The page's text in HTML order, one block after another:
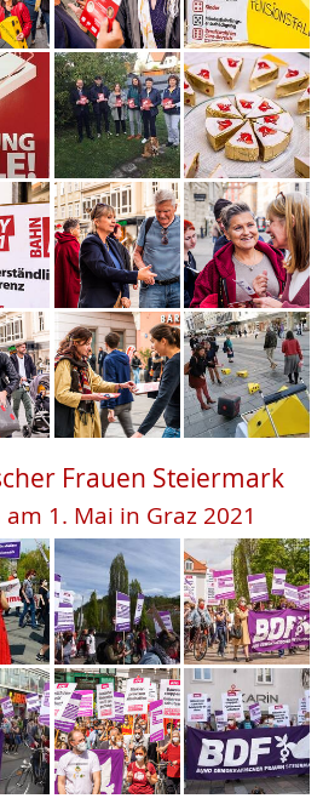
Frauen Steiermark
1. Mai in Graz 2021